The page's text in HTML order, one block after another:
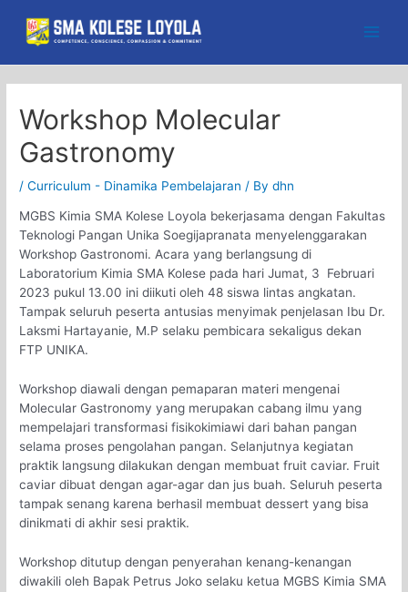
content
Workshop Molecular
Gastronomy
/Curriculum - Dinamika Pembelajaran / Bydhn
MGBS Kimia SMA Kolese Loyola bekerjasama dengan Fakultas
Teknologi Pangan Unika Soegijapranata menyelenggarakan
Workshop Gastronomi. Acara yang berlangsung di
Laboratorium Kimia SMA Kolese pada hari Jumat, 3 Februari
2023 pukul 13.00 ini diikuti oleh 48 siswa lintas angkatan.
Tampak seluruh peserta antusias menyimak penjelasan Ibu Dr.
Laksmi Hartayanie, M.P selaku pembicara sekaligus dekan
FTP UNIKA.
Workshop diawali dengan pemaparan materi mengenai
Molecular Gastronomy yang merupakan cabang ilmu yang
mempelajari transformasi fisikokimiawi dari bahan pangan
selama proses pengolahan pangan. Selanjutnya kegiatan
praktik langsung dilakukan dengan membuat fruit caviar. Fruit
caviar dibuat dengan agar-agar dan jus buah. Seluruh peserta
tampak senang karena berhasil membuat dessert yang bisa
dinikmati di akhir sesi praktik.
Workshop ditutup dengan penyerahan kenang-kenangan
diwakili oleh Bapak Petrus Joko selaku ketua MGBS Kimia SMA